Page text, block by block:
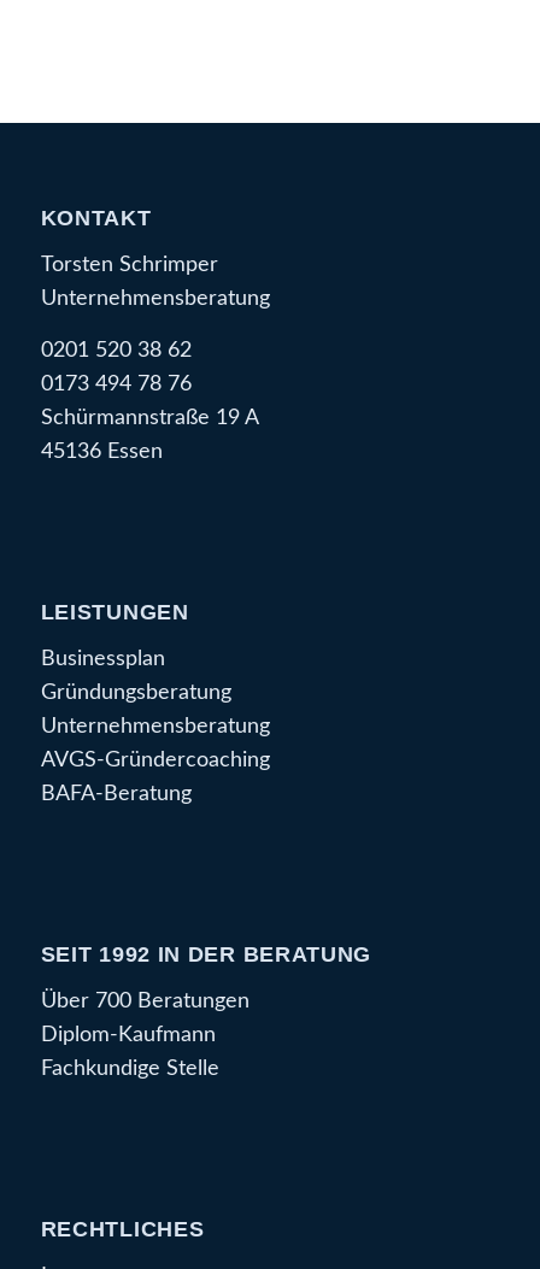
KONTAKT
Torsten Schrimper
Unternehmensberatung
0201 520 38 62
0173 494 78 76
Schürmannstraße 19 A
45136 Essen
LEISTUNGEN
Businessplan
Gründungsberatung
Unternehmensberatung
AVGS-Gründercoaching
BAFA-Beratung
SEIT 1992 IN DER BERATUNG
Über 700 Beratungen
Diplom-Kaufmann
Fachkundige Stelle
RECHTLICHES